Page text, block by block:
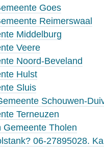
Goes
Reimerswaal
Middelburg
Veere
Noord-Beveland
Hulst
Sluis
Schouwen-
Terneuzen
Gemeente Tholen
06-27895028.